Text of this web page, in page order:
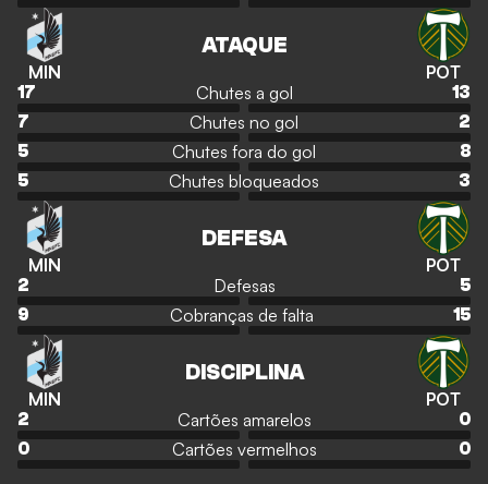
MIN
ATAQUE
POT
17 Chutes a gol
13
7
Chutes no gol
2
5
Chutes fora do gol
8
5
Chutes bloqueados 3
MIN
DEFESA
POT
2 Defesas
5
9
Cobranças de falta 15
MIN
DISCIPLINA
POT
2 Cartões amarelos
0
0
Cartões vermelhos 0